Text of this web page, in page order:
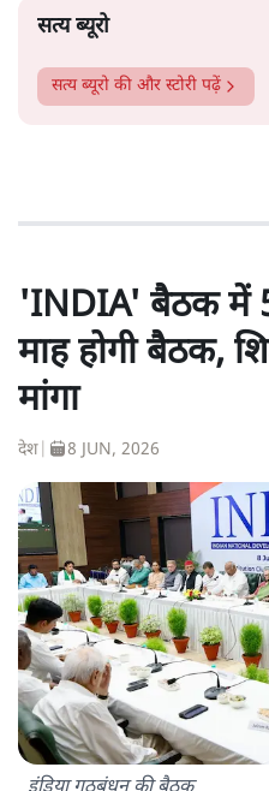
सत्य ब्यूरो
सत्य ब्यूरो की और स्टोरी पढ़ें
'INDIA' बैठक में
माह होगी बैठक,
मांगा
देश 8 JUN, 2026